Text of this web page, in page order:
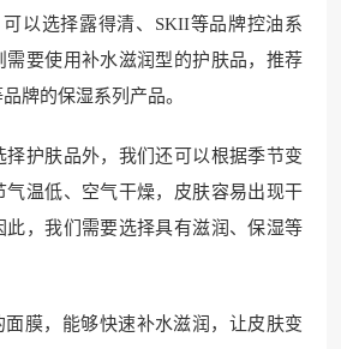
以选择露得清、SKII等品牌控油系
需要使用补水滋润型的护肤品，推荐
牌的保湿系列产品。
择护肤品外，我们还可以根据季节变
气温低、空气干燥，皮肤容易出现干
此，我们需要选择具有滋润、保湿等
膜，能够快速补水滋润，让皮肤变